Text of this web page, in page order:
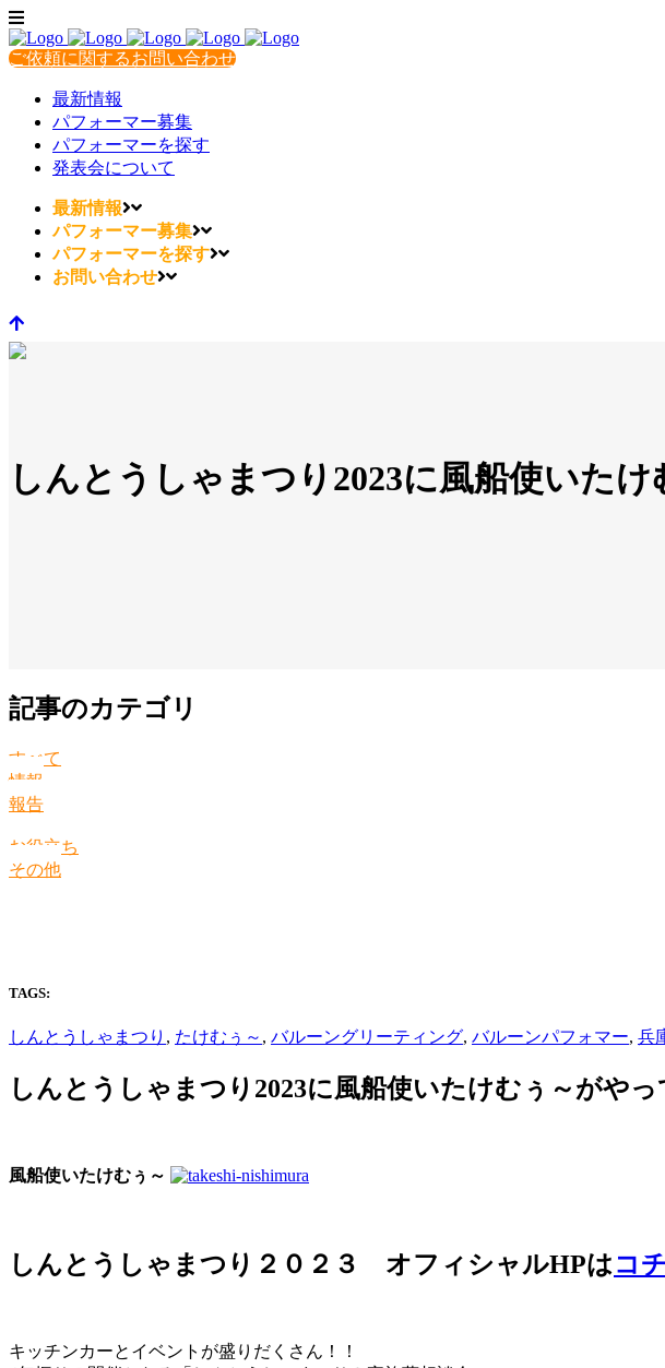
ご依頼に関するお問い合わせ
最新情報
パフォーマー募集
パフォーマーを探す
発表会について
最新情報
パフォーマー募集
パフォーマーを探す
お問い合わせ
しんとうしゃまつり2023に風船使いた
記事のカテゴリ
すべて
情報
報告
お役立ち
その他
TAGS:
しんとうしゃまつり , たけむぅ～ , バルーングリーティング, バルーンパフォマー, 兵
しんとうしゃまつり2023に風船使いたけむぅ～がや
風船使いたけむぅ～
しんとうしゃまつり２０２３ オフィシャルHPはコ
キッチンカーとイベントが盛りだくさん！！